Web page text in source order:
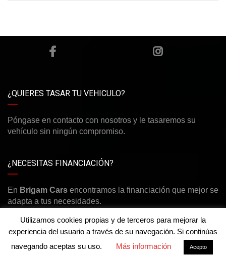
¿QUIERES TASAR TU VEHICULO?
Póngase en contacto con nosotros y le tasaremos su
vehículo sin ningún compromiso.
¿NECESITAS FINANCIACIÓN?
En Brigam Cars encontramos la financiación que mejor se
adapta a tus necesidades.
Utilizamos cookies propias y de terceros para mejorar la
experiencia del usuario a través de su navegación. Si continúas
navegando aceptas su uso.
Más información Acepto
¿Necesitas ayuda?